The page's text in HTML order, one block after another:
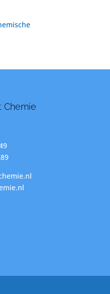
Chemie